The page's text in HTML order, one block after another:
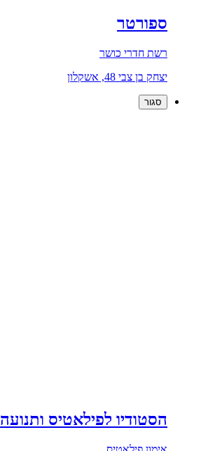
ספורטר
רשת חדרי כושר
יצחק בן צבי 48, אשקלון
סגור
הסטודיו לפילאטיס ותנועה